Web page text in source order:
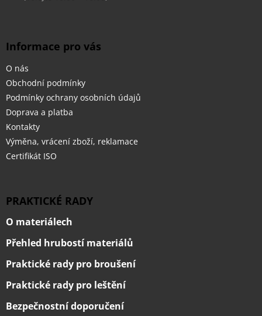
Informace pro vás
O nás
Obchodní podmínky
Podmínky ochrany osobních údajů
Doprava a platba
Kontakty
Výměna, vrácení zboží, reklamace
Certifikát ISO
PRAKTICKÉ RADY
O materiálech
Přehled hrubostí materiálů
Praktické rady pro broušení
Praktické rady pro leštění
Bezpečnostní doporučení